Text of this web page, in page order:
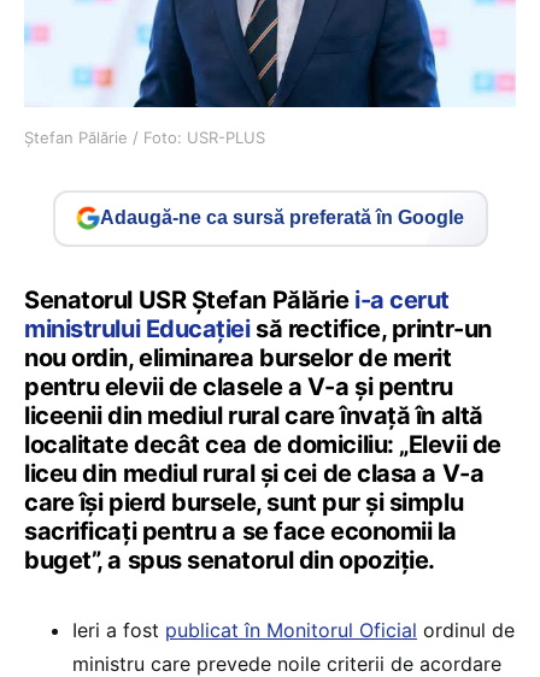
Ștefan Pălărie / Foto: USR-PLUS
Adaugă-ne ca sursă preferată în Google
Senatorul USR Ștefan Pălărie i-a cerut
ministrului Educațieisă rectifice, printr-un
nou ordin, eliminarea burselor de merit
pentru elevii de clasele a V-a și pentru
liceenii din mediul rural care învață în altă
localitate decât cea de domiciliu: „Elevii de
liceu din mediul rural și cei de clasa a V-a
care își pierd bursele, sunt pur și simplu
sacrificați pentru a se face economii la
buget”, a spus senatorul din opoziție.
Ieri a fost publicat în Monitorul Oficial ordinul de
ministru care prevede noile criterii de acordare